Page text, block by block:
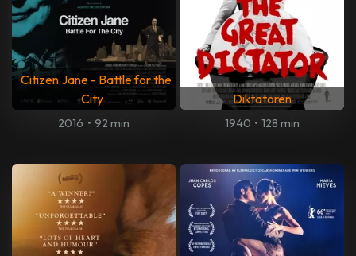
Citizen Jane - Battle for the
City
2016 • 92 min
Diktatoren
1940 • 128 min